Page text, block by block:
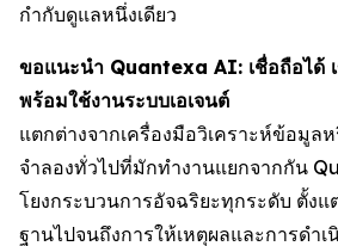
กำกับดูแลหนึ่งเดียว
ขอแนะนำ Quantexa AI: เชื่อถือได้
พร้อมใช้งานระบบเอเจนต์
แตกต่างจากเครื่องมือวิเคราะห์ข้อมูล
จำลองทั่วไปที่มักทำงานแยกจากกัน
โยงกระบวนการอัจฉริยะทุกระดับ ตั้ง
ฐานไปจนถึงการให้เหตุผลและการดำ